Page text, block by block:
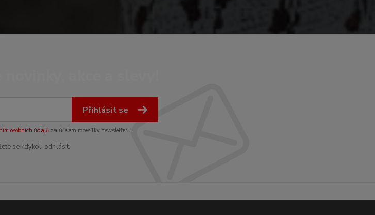
Přihlásit se
osobních údajůza účelem rozesílky newsletteru.
se kdykoli odhlásit.